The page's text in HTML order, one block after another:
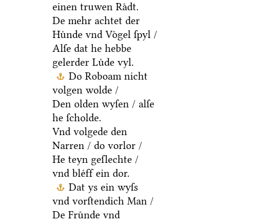
einen truwen Raͤdt.
De mehr achtet der
Huͤnde vnd Voͤgel ſpyl /
Alſe dat he hebbe
gelerder Luͤde vyl.
Do Roboam nicht
volgen wolde /
Den olden wyſen / alſe
he ſcholde.
Vnd volgede den
Narren / do vorlor /
He teyn geſlechte /
vnd bleͤff ein dor.
Dat ys ein wyſs
vnd vorſtendich Man /
De Fruͤnde vnd